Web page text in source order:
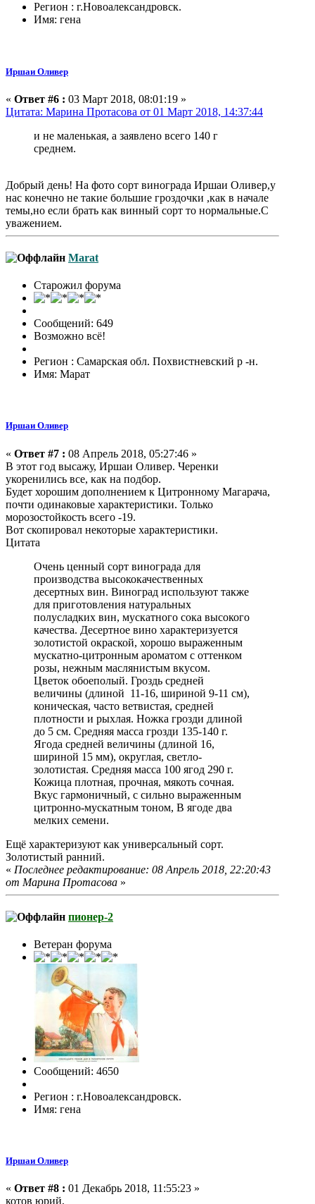
Регион : г.Новоалександровск.
Имя: гена
Иршаи Оливер
« Ответ #6 : 03 Март 2018, 08:01:19 »
Цитата: Марина Протасова от 01 Март 2018, 14:37:44
и не маленькая, а заявлено всего 140 г
среднем.
Добрый день! На фото сорт винограда Иршаи Оливер,у
нас конечно не такие большие гроздочки ,как в начале
темы,но если брать как винный сорт то нормальные.С
уважением.
Marat
Старожил форума
Сообщений: 649
Возможно всё!
Регион : Самарская обл. Похвистневский р -н.
Имя: Марат
Иршаи Оливер
« Ответ #7 : 08 Апрель 2018, 05:27:46 »
В этот год высажу, Иршаи Оливер. Черенки
укоренились все, как на подбор.
Будет хорошим дополнением к Цитронному Магарача,
почти одинаковые характеристики. Только
морозостойкость всего -19.
Вот скопировал некоторые характеристики.
Цитата
Очень ценный сорт винограда для
производства высококачественных
десертных вин. Виноград используют также
для приготовления натуральных
полусладких вин, мускатного сока высокого
качества. Десертное вино характеризуется
золотистой окраской, хорошо выраженным
мускатно-цитронным ароматом с оттенком
розы, нежным маслянистым вкусом.
Цветок обоеполый. Гроздь средней
величины (длиной 11-16, шириной 9-11 см),
коническая, часто ветвистая, средней
плотности и рыхлая. Ножка грозди длиной
до 5 см. Средняя масса грозди 135-140 г.
Ягода средней величины (длиной 16,
шириной 15 мм), округлая, светло-
золотистая. Средняя масса 100 ягод 290 г.
Кожица плотная, прочная, мякоть сочная.
Вкус гармоничный, с сильно выраженным
цитронно-мускатным тоном, В ягоде два
мелких семени.
Ещё характеризуют как универсальный сорт.
Золотистый ранний.
« Последнее редактирование: 08 Апрель 2018, 22:20:43
от Марина Протасова »
пионер-2
Ветеран форума
Сообщений: 4650
Регион : г.Новоалександровск.
Имя: гена
Иршаи Оливер
« Ответ #8 : 01 Декабрь 2018, 11:55:23 »
котов юрий,